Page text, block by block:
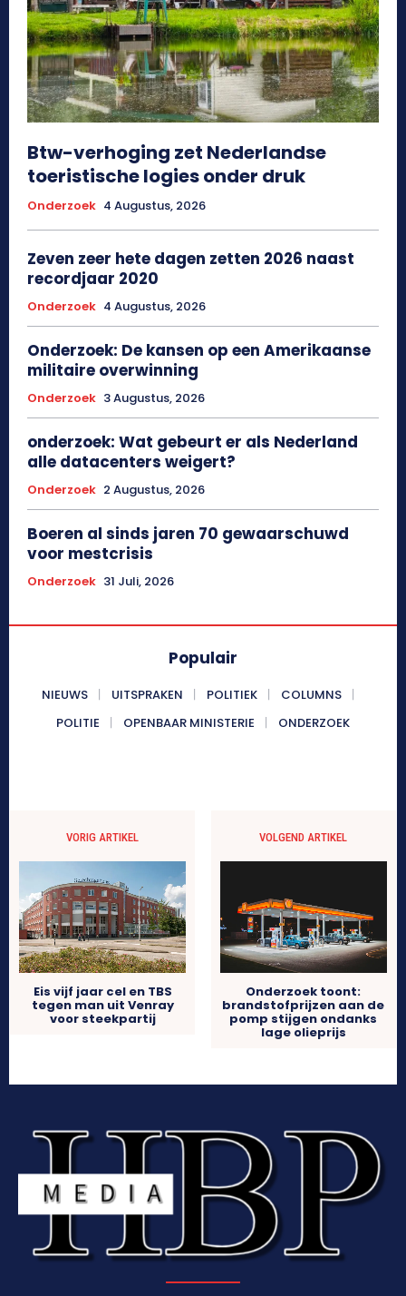
Btw-verhoging zet Nederlandse
toeristische logies onder druk
Onderzoek 4 Augustus, 2026
Zeven zeer hete dagen zetten 2026 naast
recordjaar 2020
Onderzoek 4 Augustus, 2026
Onderzoek: De kansen op een Amerikaanse
militaire overwinning
Onderzoek 3 Augustus, 2026
onderzoek: Wat gebeurt er als Nederland
alle datacenters weigert?
Onderzoek 2 Augustus, 2026
Boeren al sinds jaren 70 gewaarschuwd
voor mestcrisis
Onderzoek 31 Juli, 2026
Populair
NIEUWS UITSPRAKEN POLITIEK
COLUMNS
POLITIE
OPENBAAR MINISTERIE ONDERZOEK
VORIG ARTIKEL
Eis vijf jaar cel en TBS
tegen man uit Venray
voor steekpartij
VOLGEND ARTIKEL
Onderzoek toont:
brandstofprijzen aan de
pomp stijgen ondanks
lage olieprijs